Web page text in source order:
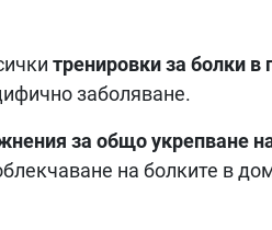
тренировки за болки в
заболяване.
за общо укрепване
на болките в